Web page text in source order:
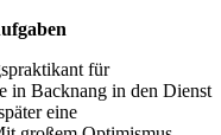
für
in Backnang in den Dienst
eine